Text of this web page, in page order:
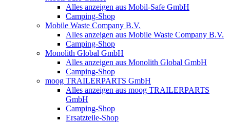
Alles anzeigen aus Mobil-Safe GmbH
Camping-Shop
Mobile Waste Company B.V.
Alles anzeigen aus Mobile Waste Company B.V.
Camping-Shop
Monolith Global GmbH
Alles anzeigen aus Monolith Global GmbH
Camping-Shop
moog TRAILERPARTS GmbH
Alles anzeigen aus moog TRAILERPARTS
GmbH
Camping-Shop
Ersatzteile-Shop